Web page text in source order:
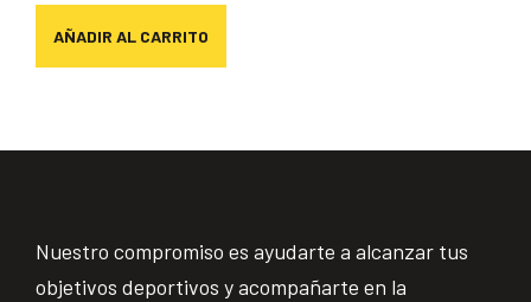
AÑADIR AL CARRITO
Nuestro compromiso es ayudarte a alcanzar tus
objetivos deportivos y acompañarte en la